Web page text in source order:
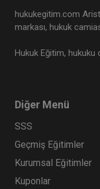
hukukegitim.com
markası, hukuk
Hukuk Eğitim, hukuku
Diğer Menü
SSS
Geçmiş Eğitimler
Kurumsal Eğitimler
Kuponlar